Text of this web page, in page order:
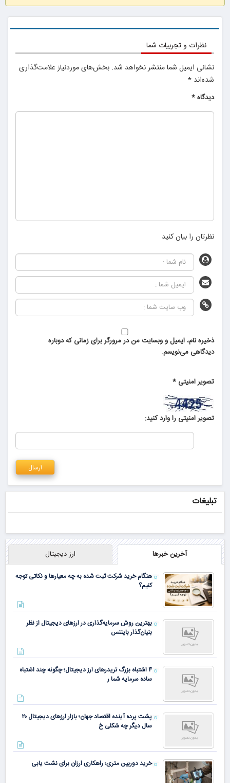
ببین چیشد
نظرات و تجربیات شما
نشانی ایمیل شما منتشر نخواهد شد. بخش‌های موردنیاز علامت‌گذاری
شده‌اند *
دیدگاه*
نظرتان را بیان کنید
ذخیره نام، ایمیل و وبسایت من در مرورگر برای زمانی که دوباره
دیدگاهی می‌نویسم.
تصویر امنیتی *
تصویر امنیتی را وارد کنید:
تبلیغات
آخرین خبرها ارز دیجیتال
هنگام خرید شرکت ثبت شده به چه معیارها و نکاتی توجه
کنیم؟
بهترین روش سرمایه‌گذاری در ارزهای دیجیتال از نظر
بنیان‌گذار بایننس
۴ اشتباه بزرگ تریدرهای ارز دیجیتال؛ چگونه چند اشتباه
ساده سرمایه شما ر
پشت پرده آینده اقتصاد جهان؛ بازار ارزهای دیجیتال ۲۰
سال دیگر چه شکلی خ
خرید دوربین متری؛ راهکاری ارزان برای نشت یابی